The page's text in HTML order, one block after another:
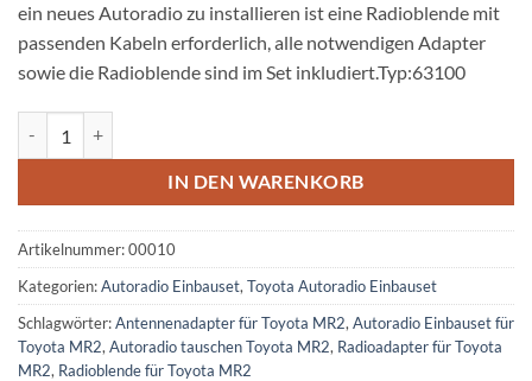
ein neues Autoradio zu installieren ist eine Radioblende mit
passenden Kabeln erforderlich, alle notwendigen Adapter
sowie die Radioblende sind im Set inkludiert.Typ:63100
IN DEN WARENKORB
Artikelnummer:00010
Kategorien:Autoradio Einbauset, Toyota Autoradio Einbauset
Schlagwörter:Antennenadapter für Toyota MR2, Autoradio Einbauset für
Toyota MR2, Autoradio tauschen Toyota MR2, Radioadapter für Toyota
MR2, Radioblende für Toyota MR2